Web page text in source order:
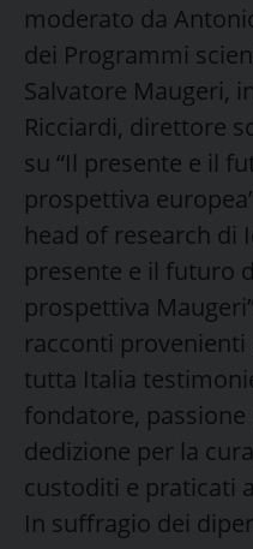
moderato da
dei Programmi
Salvatore Maugeri,
Ricciardi, direttore
su “Il presente e il
prospettiva
head of research di
presente e il futuro
prospettiva
racconti
tutta Italia
fondatore, passione
dedizione per la
custoditi e praticati
In suffragio dei